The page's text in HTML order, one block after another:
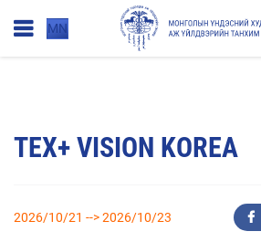
MN
TEX+ VISION KOREA
2026/10/21 --> 2026/10/23